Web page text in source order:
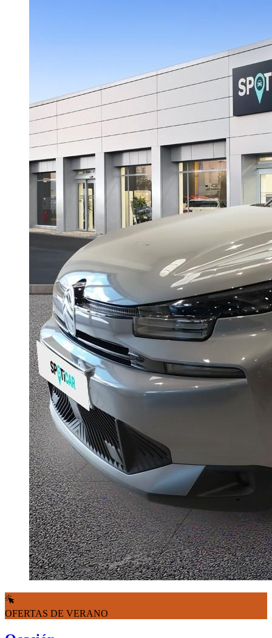
OFERTAS DE VERANO